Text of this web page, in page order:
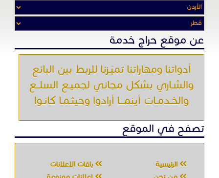
تصفح في الموقع
الرئيسية
شروط الاستخدام
اتصل بنا